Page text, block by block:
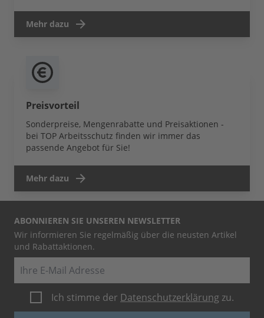
Mehr dazu
Preisvorteil
Sonderpreise, Mengenrabatte und Preisaktionen -
bei TOP Arbeitsschutz finden wir immer das
passende Angebot für Sie!
Mehr dazu
ABONNIEREN SIE UNSEREN NEWSLETTER
Wir informieren Sie regelmäßig über die neusten Artikel
und Rabattaktionen.
Ich stimme der Datenschutzerklärung zu.